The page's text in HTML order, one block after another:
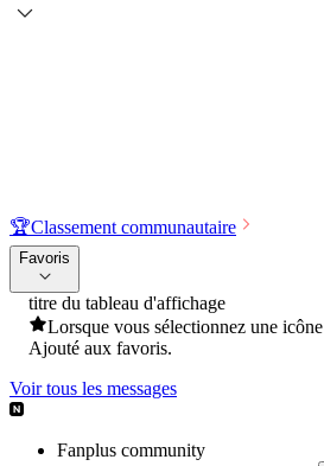
🏆Classement communautaire
Favoris
titre du tableau d'affichage
Lorsque vous sélectionnez une icône
Ajouté aux favoris.
Voir tous les messages
Fanplus community